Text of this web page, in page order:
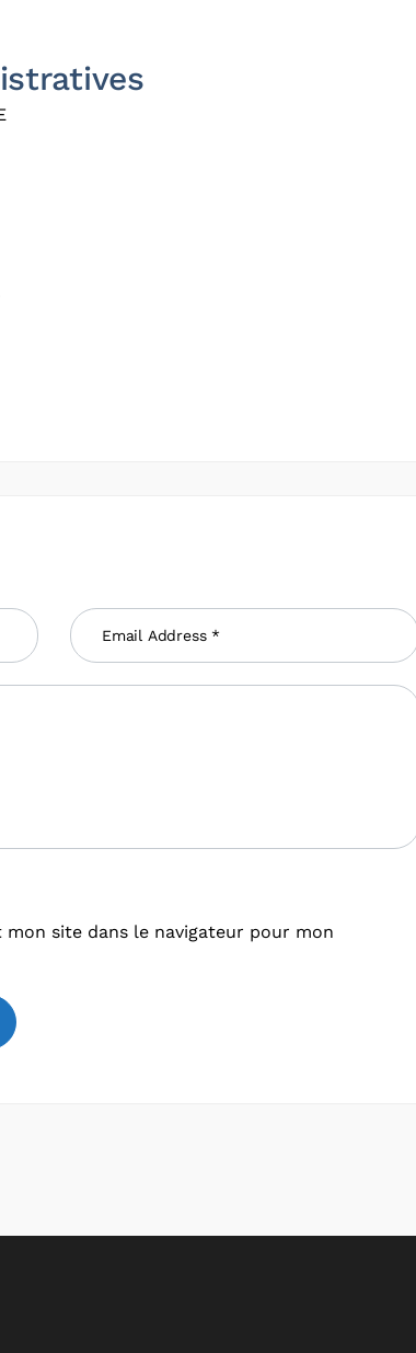
site dans le navigateur pour mon